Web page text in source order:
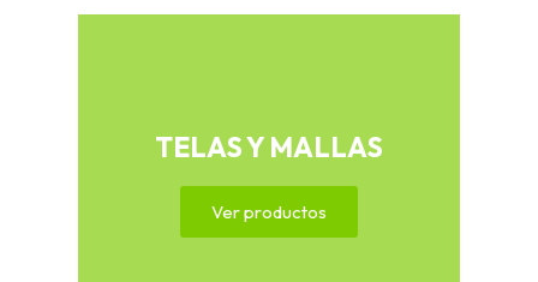
TELAS Y MALLAS
Ver productos